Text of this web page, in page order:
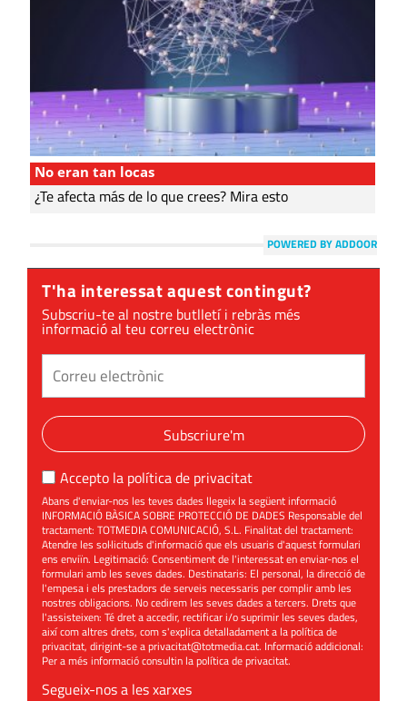
No eran tan locas
¿Te afecta más de lo que crees? Mira esto
POWERED BY ADDOOR
T'ha interessat aquest contingut?
Subscriu-te al nostre butlletí i rebràs més
informació al teu correu electrònic
Subscriure'm
Accepto la política de privacitat
Abans d'enviar-nos les teves dades llegeix la següent informació
INFORMACIÓ BÀSICA SOBRE PROTECCIÓ DE DADES Responsable del
tractament: TOTMEDIA COMUNICACIÓ, S.L. Finalitat del tractament:
Atendre les sol·licituds d'informació que els usuaris d'aquest formulari
ens enviïn. Legitimació: Consentiment de l'interessat en enviar-nos el
formulari amb les seves dades. Destinataris: El personal, la direcció de
l'empesa i els prestadors de serveis necessaris per complir amb les
nostres obligacions. No cedirem les seves dades a tercers. Drets que
l'assisteixen: Té dret a accedir, rectificar i/o suprimir les seves dades,
així com altres drets, com s'explica detalladament a la política de
privacitat, dirigint-se aprivacitat@totmedia.cat. Informació addicional:
Per a més informació consultin lapolítica de privacitat.
Segueix-nos a les xarxes